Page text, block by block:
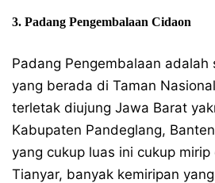
3. Padang Pengembalaan Cidaon
Padang Pengembalaan adalah
yang berada di Taman
terletak diujung Jawa Barat
Kabupaten Pandeglang,
yang cukup luas ini cukup mirip
Tianyar, banyak kemiripan